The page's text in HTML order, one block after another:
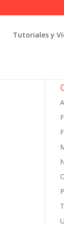
Tutoriales y